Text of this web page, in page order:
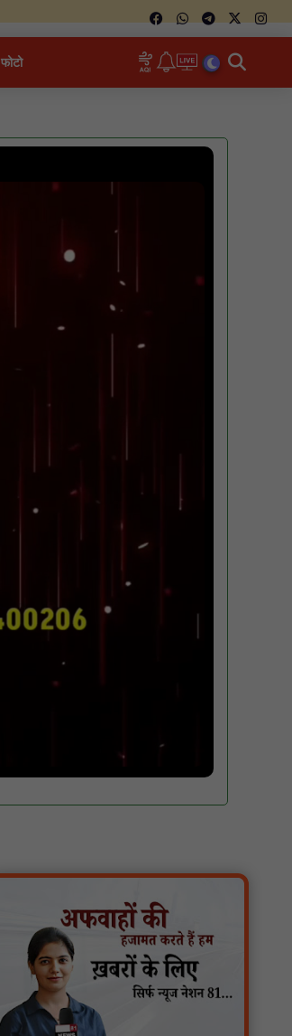
फोटो
मुख्यमंत्री विष्णुदेव साय ने दिए समयबद्ध क्रियान्वयन
नियद नेल्लानार ग्रामों में बढ़ी सुरक्षा और सुविधा :
सरस्वती साइकिल योजना के तहत 18 छात्राओं को
साइकिल वितरण, 'एक पेड़ माँ के नाम' अभियान में
हुआ वृक्षारोपण : NN81
रेजिडेंट डॉक्टरों का शांतिपूर्ण आंदोलन जारी, सभी
रेजिडेंट्स का लंबित वेतन जारी होने तक संघर्ष रहेगा :
NN81